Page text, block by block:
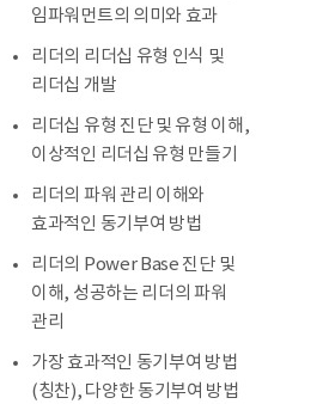
임파워먼트의 의미와 효과
리더의 리더십 유형 인식 및
리더십 개발
리더십 유형 진단 및 유형 이해,
이상적인 리더십 유형 만들기
리더의 파워 관리 이해와
효과적인 동기부여 방법
리더의 Power Base 진단 및
이해, 성공하는 리더의 파워
관리
가장 효과적인 동기부여 방법
(칭찬), 다양한 동기부여 방법